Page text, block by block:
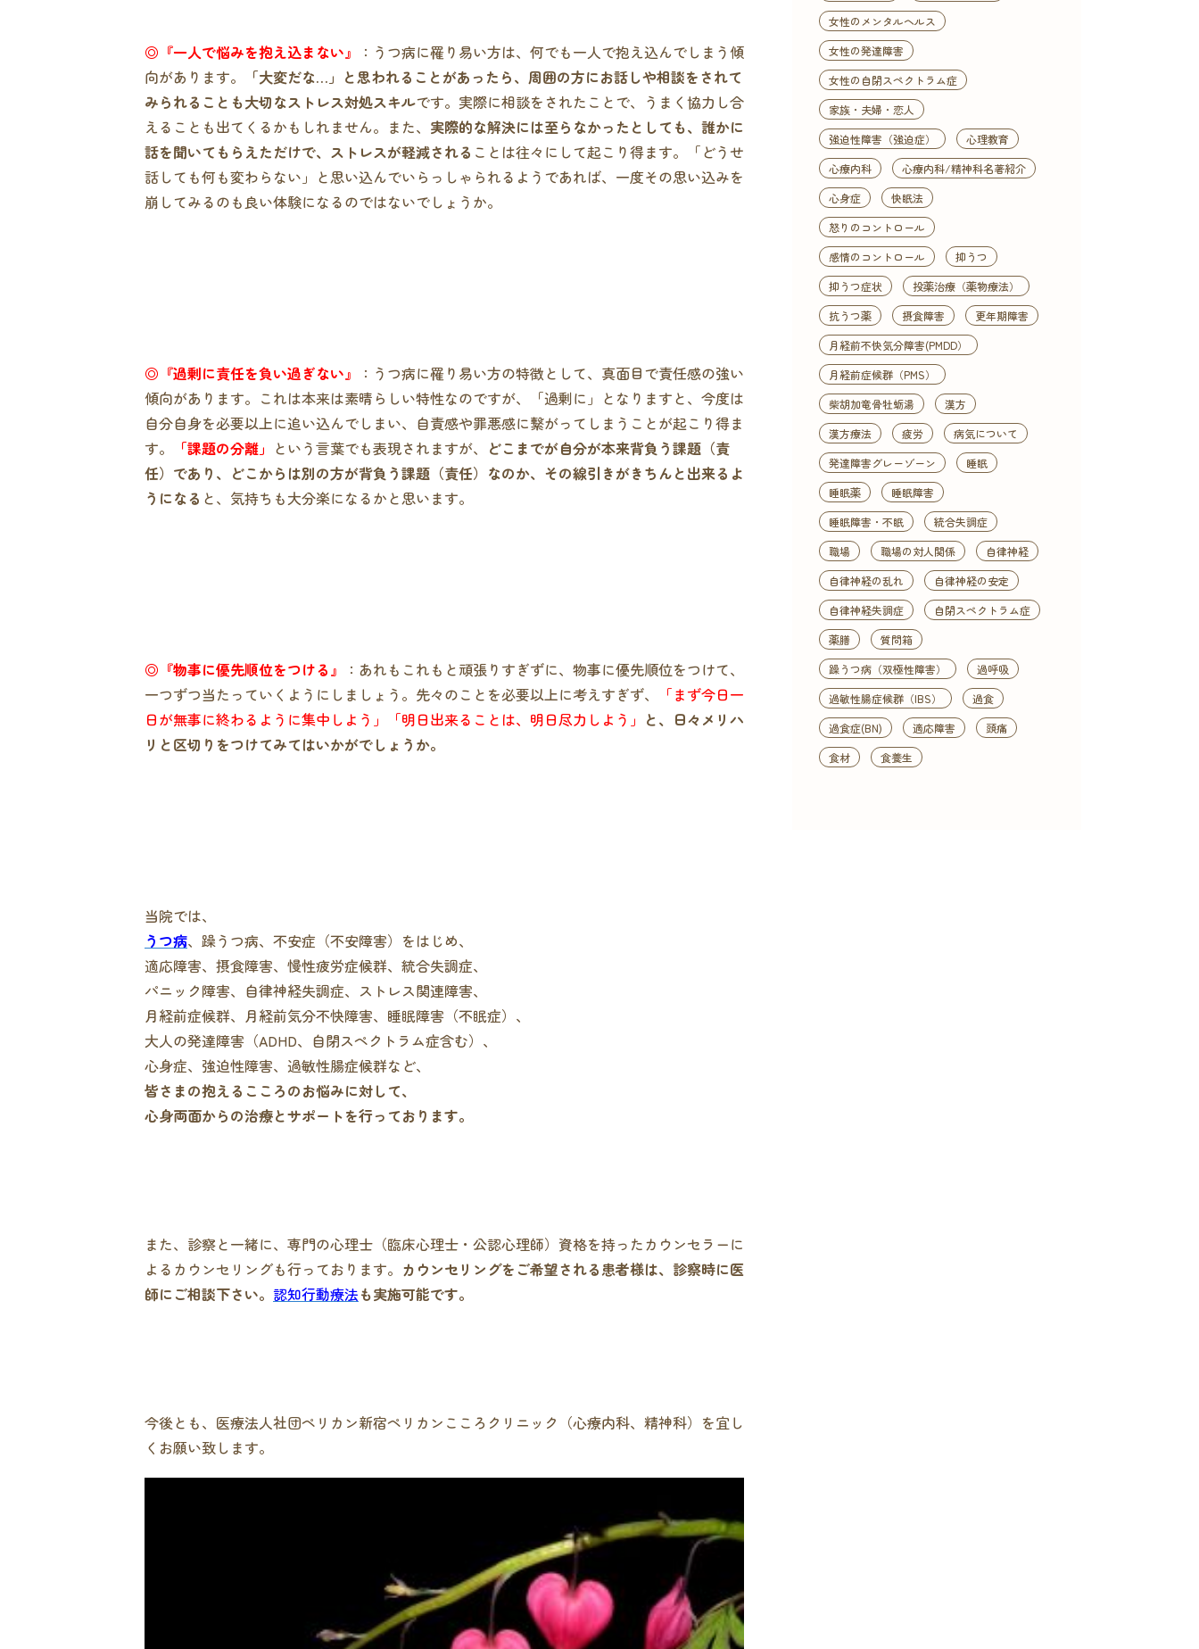
◎ 『一人で悩みを抱え込まない』
：うつ病に罹り易い方は、何でも一人で抱え込んでしまう傾
向があります。
「大変だな…」と思われることがあったら、周囲の方にお話しや相談をされて
みられることも大切なストレス対処スキルです。実際に相談をされたことで、うまく協力し合
えることも出てくるかもしれません。また、 実際的な解決には至らなかったとしても、誰かに
話を聞いてもらえただけで、ストレスが軽減される ことは往々にして起こり得ます。「どうせ
話しても何も変わらない」と思い込んでいらっしゃられるようであれば、一度その思い込みを
崩してみるのも良い体験になるのではないでしょうか。
◎『過剰に責任を負い過ぎない』
：うつ病に罹り易い方の特徴として、真面目で責任感の強い
傾向があります。これは本来は素晴らしい特性なのですが、「過剰に」となりますと、今度は
自分自身を必要以上に追い込んでしまい、自責感や罪悪感に繋がってしまうことが起こり得ま
す。
「課題の分離」 という言葉でも表現されますが、 どこまでが自分が本来背負う課題（責
任）であり、どこからは別の方が背負う課題（責任）なのか、その線引きがきちんと出来るよ
うになる と、気持ちも大分楽になるかと思います。
◎『物事に優先順位をつける』
：あれもこれもと頑張りすぎずに、物事に優先順位をつけて、
一つずつ当たっていくようにしましょう。先々のことを必要以上に考えすぎず、
「まず今日一
日が無事に終わるように集中しよう」「明日出来ることは、明日尽力しよう」 と、日々メリハ
リと区切りをつけてみてはいかがでしょうか。
当院では、
うつ病、躁うつ病、不安症（不安障害）をはじめ、
適応障害、摂食障害、慢性疲労症候群、統合失調症、
パニック障害、自律神経失調症、ストレス関連障害、
月経前症候群、月経前気分不快障害、睡眠障害（不眠症）、
大人の発達障害（ADHD、自閉スペクトラム症含む）、
心身症、強迫性障害、過敏性腸症候群など、
皆さまの抱えるこころのお悩みに対して、
心身両面からの治療とサポートを行っております。
また、診察と一緒に、専門の心理士（臨床心理士・公認心理師）資格を持ったカウンセラーに
よるカウンセリングも行っております。 カウンセリングをご希望される患者様は、診察時に医
師にご相談下さい。 認知行動療法も実施可能です。
今後とも、医療法人社団ペリカン新宿ペリカンこころクリニック（心療内科、精神科）を宜し
くお願い致します。
女性のメンタルヘルス
女性の発達障害
女性の自閉スペクトラム症
家族・夫婦・恋人
強迫性障害（強迫症）
心理教育
心療内科
心療内科/精神科名著紹介
心身症
快眠法
怒りのコントロール
感情のコントロール
抑うつ
抑うつ症状
投薬治療（薬物療法）
抗うつ薬
摂食障害
更年期障害
月経前不快気分障害(PMDD）
月経前症候群（PMS）
柴胡加竜骨牡蛎湯
漢方
漢方療法
疲労
病気について
発達障害グレーゾーン
睡眠
睡眠薬
睡眠障害
睡眠障害・不眠
統合失調症
職場
職場の対人関係
自律神経
自律神経の乱れ
自律神経の安定
自律神経失調症
自閉スペクトラム症
薬膳
質問箱
躁うつ病（双極性障害）
過呼吸
過敏性腸症候群（IBS）
過食
過食症(BN)
適応障害
頭痛
食材
食養生